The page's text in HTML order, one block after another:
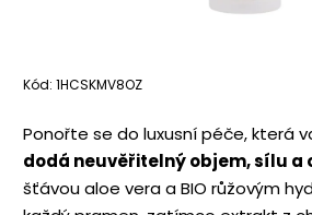
Kód: 1HCSKMV8OZ
Ponořte se do luxusní péče, která
dodá neuvěřitelný objem, sílu a
šťávou aloe vera a BIO růžovým